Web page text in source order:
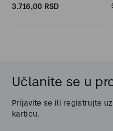
3.716,00 RSD
Učlanite se u
Prijavite se ili registrujte
karticu.